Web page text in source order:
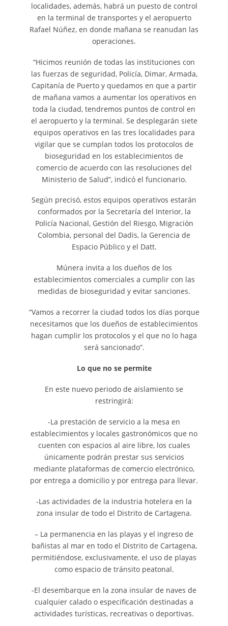
localidades, además, habrá un puesto de control
en la terminal de transportes y el aeropuerto
Rafael Núñez, en donde mañana se reanudan las
operaciones.
“Hicimos reunión de todas las instituciones con
las fuerzas de seguridad, Policía, Dimar, Armada,
Capitanía de Puerto y quedamos en que a partir
de mañana vamos a aumentar los operativos en
toda la ciudad, tendremos puntos de control en
el aeropuerto y la terminal. Se desplegarán siete
equipos operativos en las tres localidades para
vigilar que se cumplan todos los protocolos de
bioseguridad en los establecimientos de
comercio de acuerdo con las resoluciones del
Ministerio de Salud”, indicó el funcionario.
Según precisó, estos equipos operativos estarán
conformados por la Secretaría del Interior, la
Policía Nacional, Gestión del Riesgo, Migración
Colombia, personal del Dadis, la Gerencia de
Espacio Público y el Datt.
Múnera invita a los dueños de los
establecimientos comerciales a cumplir con las
medidas de bioseguridad y evitar sanciones.
“Vamos a recorrer la ciudad todos los días porque
necesitamos que los dueños de establecimientos
hagan cumplir los protocolos y el que no lo haga
será sancionado”.
Lo que no se permite
En este nuevo periodo de aislamiento se
restringirá:
-La prestación de servicio a la mesa en
establecimientos y locales gastronómicos que no
cuenten con espacios al aire libre, los cuales
únicamente podrán prestar sus servicios
mediante plataformas de comercio electrónico,
por entrega a domicilio y por entrega para llevar.
-Las actividades de la industria hotelera en la
zona insular de todo el Distrito de Cartagena.
– La permanencia en las playas y el ingreso de
bañistas al mar en todo el Distrito de Cartagena,
permitiéndose, exclusivamente, el uso de playas
como espacio de tránsito peatonal.
-El desembarque en la zona insular de naves de
cualquier calado o especificación destinadas a
actividades turísticas, recreativas o deportivas.